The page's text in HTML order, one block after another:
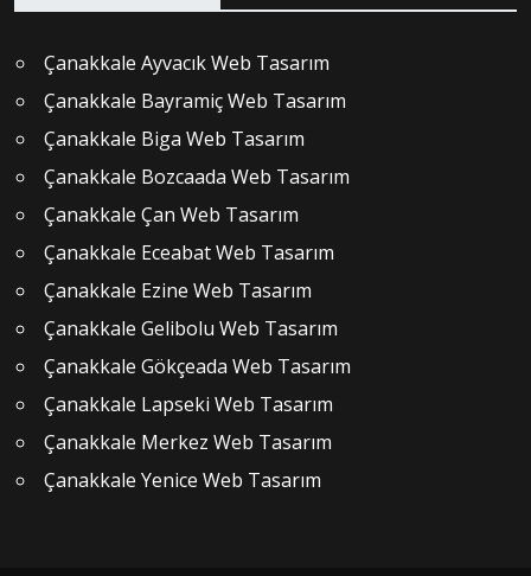
Çanakkale Ayvacık Web Tasarım
Çanakkale Bayramiç Web Tasarım
Çanakkale Biga Web Tasarım
Çanakkale Bozcaada Web Tasarım
Çanakkale Çan Web Tasarım
Çanakkale Eceabat Web Tasarım
Çanakkale Ezine Web Tasarım
Çanakkale Gelibolu Web Tasarım
Çanakkale Gökçeada Web Tasarım
Çanakkale Lapseki Web Tasarım
Çanakkale Merkez Web Tasarım
Çanakkale Yenice Web Tasarım